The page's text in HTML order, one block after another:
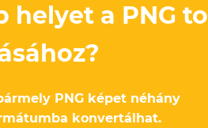
helyet a PNG to
PNG képet néhány
konvertálhat.